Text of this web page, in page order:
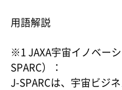
用語解説
※1 JAXA宇宙イノベー
SPARC）：
J-SPARCは、宇宙ビジ